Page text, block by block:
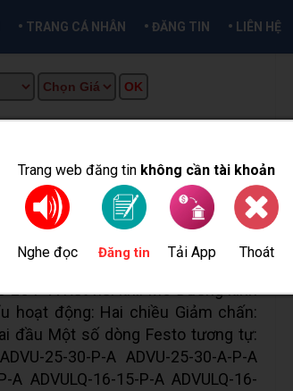
Trang web đăng tin không cần tài khoản
Nghe đọc Đăng tin Tải App Thoát
• TRANG CÁ NHÂN • ĐĂNG TIN • LIÊN HỆ
DÒNG FESTO ADVU-
THƠ INFO
25-P-A Kết nối khí: M5 Đường kính
hoạt động: Hai chiều Giảm chấn:
đầu Một số dòng Festo tương tự:
25-30-P-A ADVU-25-30-A-P-A
A ADVULQ-16-15-P-A ADVULQ-16-